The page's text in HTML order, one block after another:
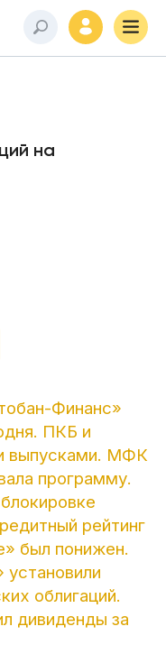
на
Финанс»
ПКБ и
выпусками. МФК
программу.
рейтинг
был понижен.
облигаций.
дивиденды за